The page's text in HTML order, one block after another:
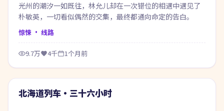
光州的潮汐一如既往，林允儿却在一次错位的相遇中遇见了
朴敏英，一切看似偶然的交集，最终都通向命定的告白。
惊悚 · 线路
9.7万 4千 1个月前
热门
北海道列车·三十六小时